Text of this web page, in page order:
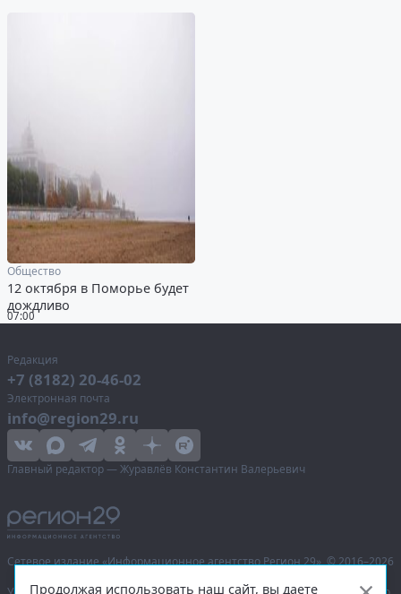
07:00
Общество
12 октября в Поморье будет
дождливо
Редакция
+7 (8182) 20-46-02
Электронная почта
info@region29.ru
Главный редактор — Журавлёв Константин Валерьевич
Сетевое издание «Информационное агентство Регион 29»,© 2016–2026
Продолжая использовать наш сайт, вы даете